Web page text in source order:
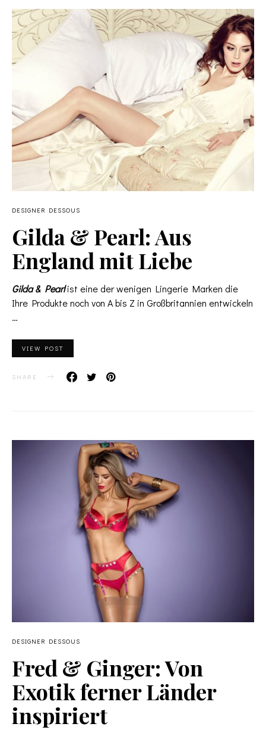
DESIGNER DESSOUS
Gilda & Pearl: Aus
England mit Liebe
Gilda & Pearlist eine der wenigen Lingerie Marken die
Ihre Produkte noch von A bis Z in Großbritannien entwickeln
…
VIEW POST
SHARE
DESIGNER DESSOUS
Fred & Ginger: Von
Exotik ferner Länder
inspiriert